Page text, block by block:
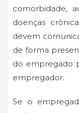
comorbidade,
doenças
devem
de forma
do empregado
empregador.
Se o